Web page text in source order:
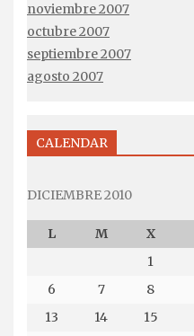
noviembre 2007
octubre 2007
septiembre 2007
agosto 2007
CALENDAR
DICIEMBRE 2010
L M X
1
6
7 8
13
14 15